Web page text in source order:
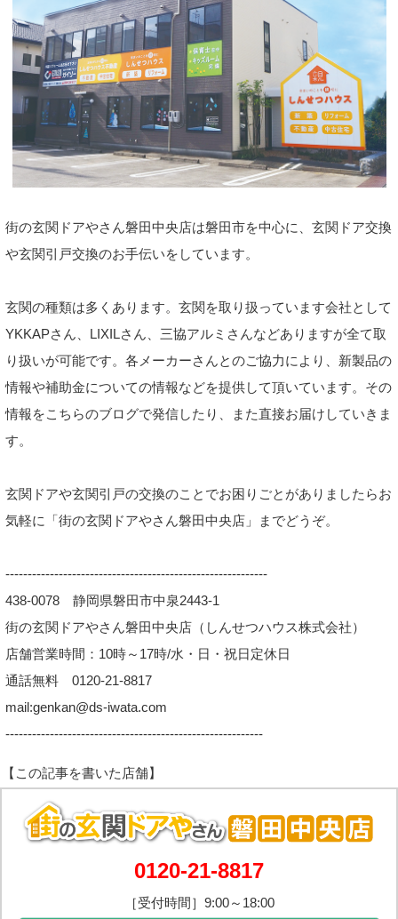
街の玄関ドアやさん磐田中央店は磐田市を中心に、玄関ドア交換
や玄関引戸交換のお手伝いをしています。
玄関の種類は多くあります。玄関を取り扱っています会社として
YKKAPさん、LIXILさん、三協アルミさんなどありますが全て取
り扱いが可能です。各メーカーさんとのご協力により、新製品の
情報や補助金についての情報などを提供して頂いています。その
情報をこちらのブログで発信したり、また直接お届けしていきま
す。
玄関ドアや玄関引戸の交換のことでお困りごとがありましたらお
気軽に「街の玄関ドアやさん磐田中央店」までどうぞ。
-----------------------------------------------------------
438-0078 静岡県磐田市中泉2443-1
街の玄関ドアやさん磐田中央店（しんせつハウス株式会社）
店舗営業時間：10時～17時/水・日・祝日定休日
通話無料 0120-21-8817
mail:genkan@ds-iwata.com
----------------------------------------------------------
0120-21-8817
［受付時間］9:00～18:00